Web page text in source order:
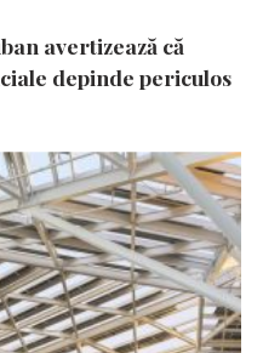
avertizează că
depinde periculos